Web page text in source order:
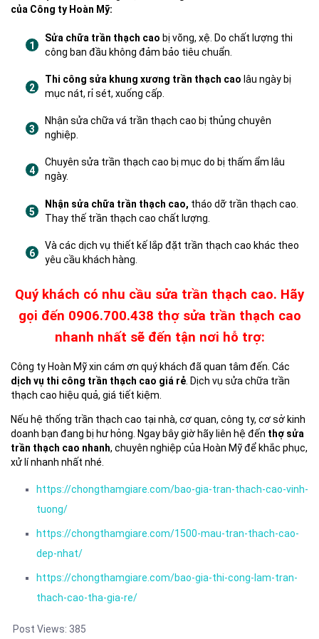
của Công ty Hoàn Mỹ:
Sửa chữa trần thạch cao bị võng, xệ. Do chất lượng thi
công ban đầu không đảm bảo tiêu chuẩn.
Thi công sửa khung xương trần thạch cao lâu ngày bị
mục nát, rỉ sét, xuống cấp.
Nhận sửa chữa vá trần thạch cao bị thủng chuyên
nghiệp.
Chuyên sửa trần thạch cao bị mục do bị thấm ẩm lâu
ngày.
Nhận sửa chữa trần thạch cao, tháo dỡ trần thạch cao.
Thay thế trần thạch cao chất lượng.
Và các dịch vụ thiết kế lắp đặt trần thạch cao khác theo
yêu cầu khách hàng.
Quý khách có nhu cầu sửa trần thạch cao. Hãy
gọi đến 0906.700.438 thợ sửa trần thạch cao
nhanh nhất sẽ đến tận nơi hỗ trợ:
Công ty Hoàn Mỹ xin cám ơn quý khách đã quan tâm đến. Các
dịch vụ thi công trần thạch cao giá rẻ . Dịch vụ sửa chữa trần
thạch cao hiệu quả, giá tiết kiệm.
Nếu hệ thống trần thạch cao tại nhà, cơ quan, công ty, cơ sở kinh
doanh bạn đang bị hư hỏng. Ngay bây giờ hãy liên hệ đến thợ sửa
trần thạch cao nhanh, chuyên nghiệp của Hoàn Mỹ để khắc phục,
xử lí nhanh nhất nhé.
https://chongthamgiare.com/bao-gia-tran-thach-cao-vinh-
tuong/
https://chongthamgiare.com/1500-mau-tran-thach-cao-
dep-nhat/
https://chongthamgiare.com/bao-gia-thi-cong-lam-tran-
thach-cao-tha-gia-re/
Post Views: 385